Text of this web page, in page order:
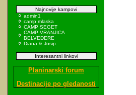
Najnovije kampovi
admin1
camp mlaska
CAMP SEGET
CAMP VRANJICA
BELVEDERE
Diana & Josip
Interesantni linkovi
Planinarski forum
Destinacije po gledanosti